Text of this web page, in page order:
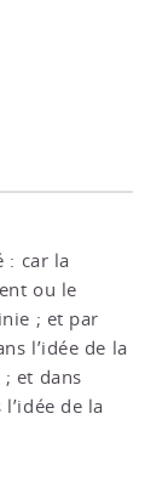
: car la
ou le
; et par
l’idée de la
; et dans
de la